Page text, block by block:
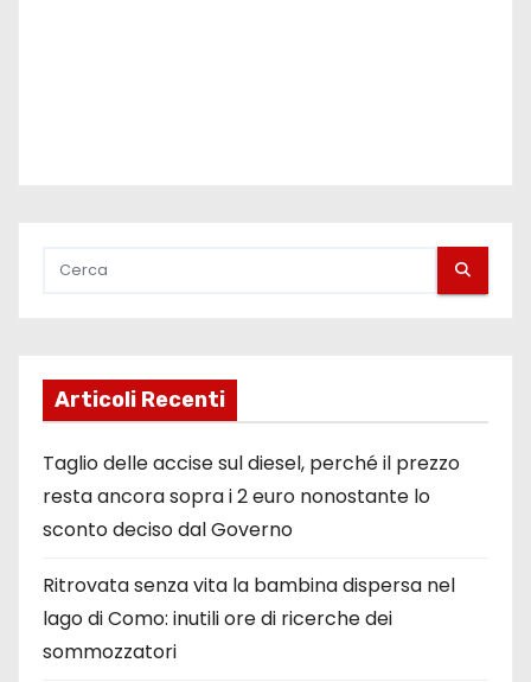
Articoli Recenti
Taglio delle accise sul diesel, perché il prezzo
resta ancora sopra i 2 euro nonostante lo
sconto deciso dal Governo
Ritrovata senza vita la bambina dispersa nel
lago di Como: inutili ore di ricerche dei
sommozzatori